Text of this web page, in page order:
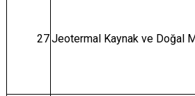
27Jeotermal Kaynak ve Doğal